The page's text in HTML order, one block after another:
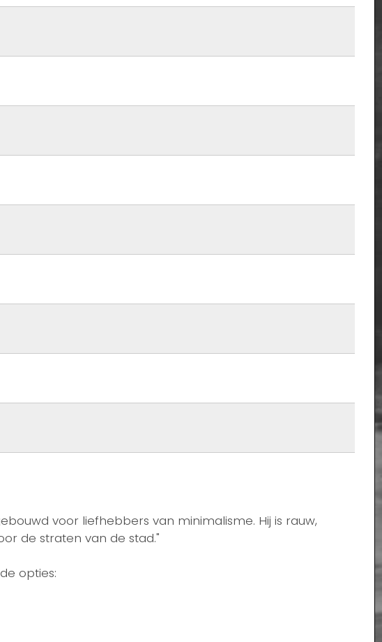
voor liefhebbers van minimalisme. Hij is rauw,
de straten van de stad."
opties: